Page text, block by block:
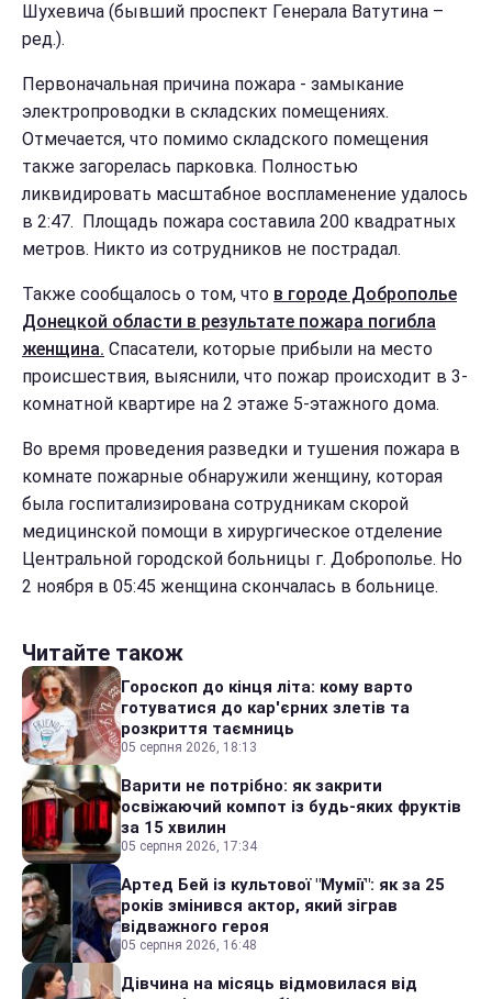
Шухевича (бывший проспект Генерала Ватутина –
ред.).
Первоначальная причина пожара - замыкание
электропроводки в складских помещениях.
Отмечается, что помимо складского помещения
также загорелась парковка. Полностью
ликвидировать масштабное воспламенение удалось
в 2:47. Площадь пожара составила 200 квадратных
метров. Никто из сотрудников не пострадал.
Также сообщалось о том, что в городе Доброполье
Донецкой области в результате пожара погибла
женщина. Спасатели, которые прибыли на место
происшествия, выяснили, что пожар происходит в 3-
комнатной квартире на 2 этаже 5-этажного дома.
Во время проведения разведки и тушения пожара в
комнате пожарные обнаружили женщину, которая
была госпитализирована сотрудникам скорой
медицинской помощи в хирургическое отделение
Центральной городской больницы г. Доброполье. Но
2 ноября в 05:45 женщина скончалась в больнице.
Читайте також
Гороскоп до кінця літа: кому варто
готуватися до кар'єрних злетів та
розкриття таємниць
05 серпня 2026, 18:13
Варити не потрібно: як закрити
освіжаючий компот із будь-яких фруктів
за 15 хвилин
05 серпня 2026, 17:34
Артед Бей із культової "Мумії": як за 25
років змінився актор, який зіграв
відважного героя
05 серпня 2026, 16:48
Дівчина на місяць відмовилася від